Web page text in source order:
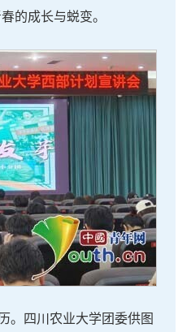
的成长与蜕变。
。四川农业大学团委供图